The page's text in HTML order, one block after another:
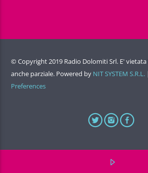
© Copyright 2019 Radio Dolomiti Srl. E'
anche parziale. Powered by NIT SYSTEM S.R.L.
Preferences